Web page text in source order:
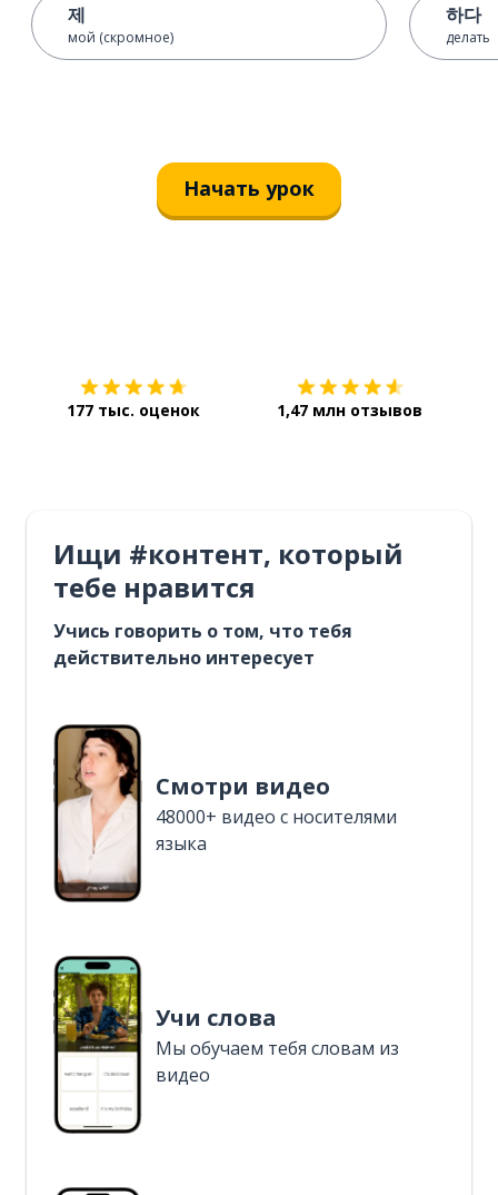
제
мой (скромное)
하다
делать
Начать урок
177 тыс. оценок 1,47 млн отзывов
Ищи #контент, который
тебе нравится
Учись говорить о том, что тебя
действительно интересует
Смотри видео
48000+ видео с носителями
языка
Учи слова
Мы обучаем тебя словам из
видео